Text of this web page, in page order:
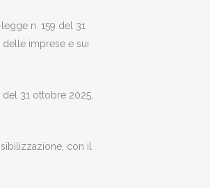
n. 159 del 31
imprese e sui
31 ottobre 2025,
con il